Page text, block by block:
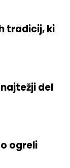
tradicij, ki
del
ogreli